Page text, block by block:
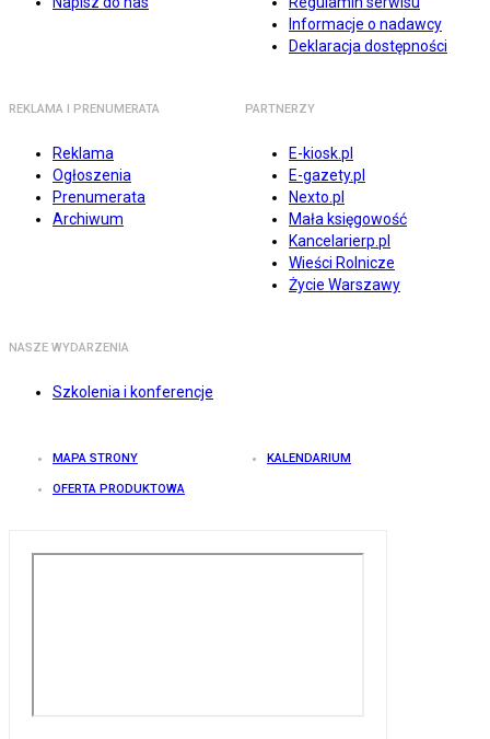
Informacje o nadawcy
Deklaracja dostępności
REKLAMA I PRENUMERATA
Reklama
Ogłoszenia
Prenumerata
Archiwum
PARTNERZY
E-kiosk.pl
E-gazety.pl
Nexto.pl
Mała księgowość
Kancelarierp.pl
Wieści Rolnicze
Życie Warszawy
NASZE WYDARZENIA
Szkolenia i konferencje
MAPA STRONY KALENDARIUM
OFERTA PRODUKTOWA